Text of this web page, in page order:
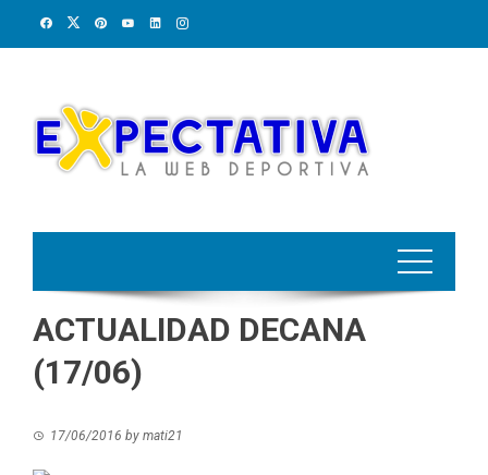
ACTUALIDAD DECANA
(17/06)
17/06/2016 by mati21